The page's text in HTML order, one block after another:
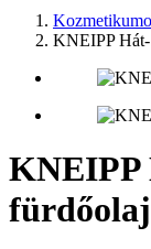
KNEIPP
KNEIPP